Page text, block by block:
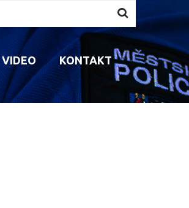
PŘÍPRAVA STRÁŽNÍKŮ
KONTAKT NA PREVENTISTU
VIDEO KONTAKT